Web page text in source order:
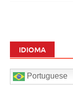
IDIOMA
Portuguese